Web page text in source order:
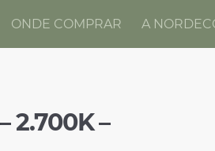
ONDE COMPRAR A
2.700K –